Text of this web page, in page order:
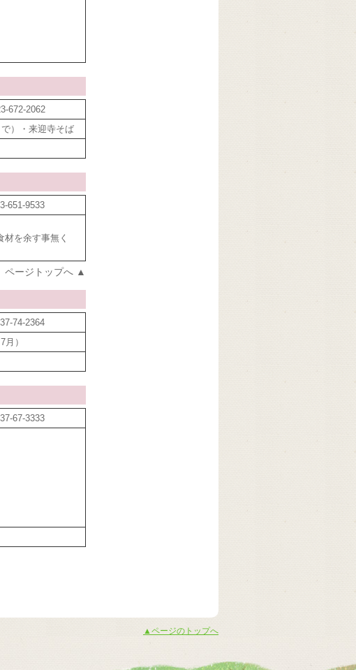
672-2062
）・来迎寺そば
651-9533
を余す事無く
ページトップへ ▲
74-2364
）
67-3333
▲ページのトップへ